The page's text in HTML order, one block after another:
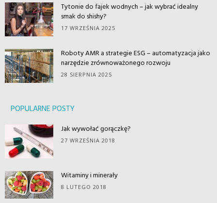
Tytonie do fajek wodnych – jak wybrać idealny
smak do shishy?
17 WRZEŚNIA 2025
Roboty AMR a strategie ESG – automatyzacja jako
narzędzie zrównoważonego rozwoju
28 SIERPNIA 2025
POPULARNE POSTY
Jak wywołać gorączkę?
27 WRZEŚNIA 2018
Witaminy i minerały
8 LUTEGO 2018